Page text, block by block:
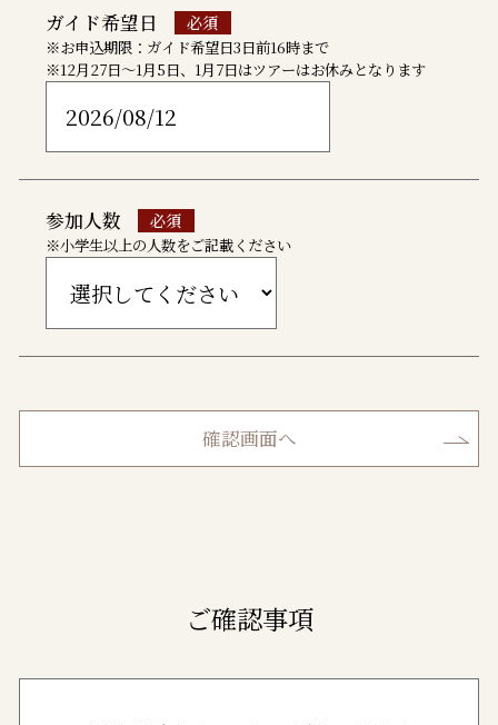
ガイド希望日
※お申込期限：ガイド希望日3日前16時まで
※12月27日～1月5日、1月7日はツアーはお休みとなります
参加人数
※小学生以上の人数をご記載ください
確認画面へ
ご確認事項